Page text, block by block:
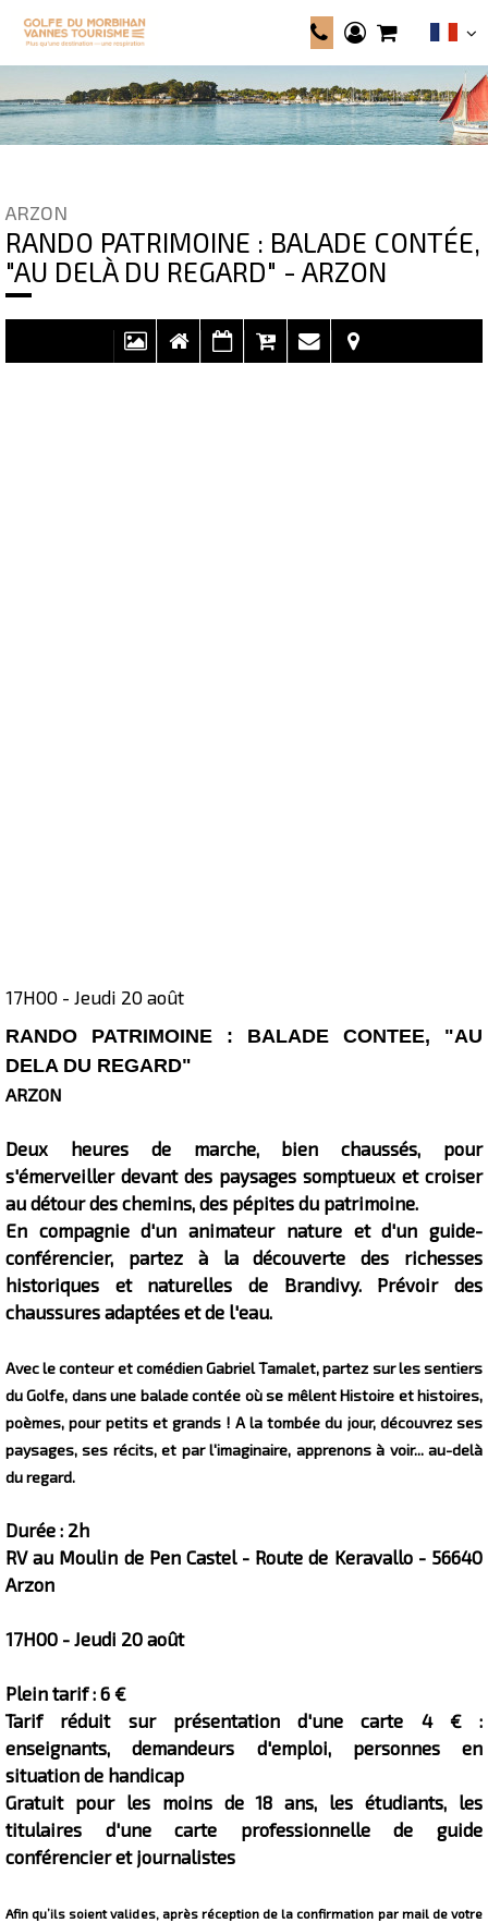
RANDO PATRIMOINE : BALADE CONTÉE,
"AU DELÀ DU REGARD" - ARZON
ARZON
Présentation
17H00 - Jeudi 20 août
RANDO PATRIMOINE : BALADE CONTEE, "AU
DELA DU REGARD"
ARZON
Deux heures de marche, bien chaussés, pour
s'émerveiller devant des paysages somptueux et croiser
au détour des chemins, des pépites du patrimoine.
En compagnie d'un animateur nature et d'un guide-
conférencier, partez à la découverte des richesses
historiques et naturelles de Brandivy. Prévoir des
chaussures adaptées et de l'eau.
Avec le conteur et comédien Gabriel Tamalet, partez sur les sentiers
du Golfe, dans une balade contée où se mêlent Histoire et histoires,
poèmes, pour petits et grands ! A la tombée du jour, découvrez ses
paysages, ses récits, et par l'imaginaire, apprenons à voir... au-delà
du regard.
Durée : 2h
RV au Moulin de Pen Castel - Route de Keravallo - 56640
Arzon
17H00 - Jeudi 20 août
Plein tarif : 6 €
Tarif réduit sur présentation d'une carte 4 € :
enseignants, demandeurs d'emploi, personnes en
situation de handicap
Gratuit pour les moins de 18 ans, les étudiants, les
titulaires d'une carte professionnelle de guide
conférencier et journalistes
Afin qu’ils soient valides, après réception de la confirmation par mail de votre